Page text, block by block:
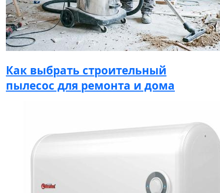
Как выбрать строительный
пылесос для ремонта и дома